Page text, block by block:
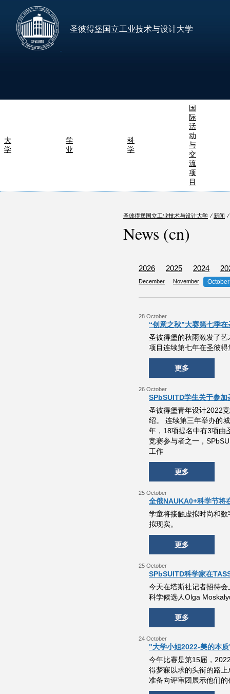
圣彼得堡国立工业技术与设计大学
大
学
学
业
科
学
国
际
活
动
与
交
流
项
目
圣彼得堡国立工业技术与设计大学 ⁄ 新闻 ⁄
News (cn)
2026 2025 2024
December November October
28 October
“创意之秋”大赛第七季
圣彼得堡的秋雨激发了
项目连续第七年在圣彼
更多
26 October
SPbSUITD学生关于参
圣彼得堡青年设计2022
绍。 连续第三年举办的
年，18项提名中有3项由
竞赛参与者之一，
工作
更多
25 October
全俄NAUKA0+科学节将
学童将接触虚拟时尚和
拟现实。
更多
25 October
SPbSUITD科学家在
今天在塔斯社记者招待
科学候选人Olga
更多
24 October
"大学小姐2022-美的本
今年比赛是第15届，
得梦寐以求的头衔的路
准备向评审团展示他们